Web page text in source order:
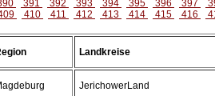
391 392 393 394 395 396 397
410 411 412 413 414 415 416
Landkreise
JerichowerLand